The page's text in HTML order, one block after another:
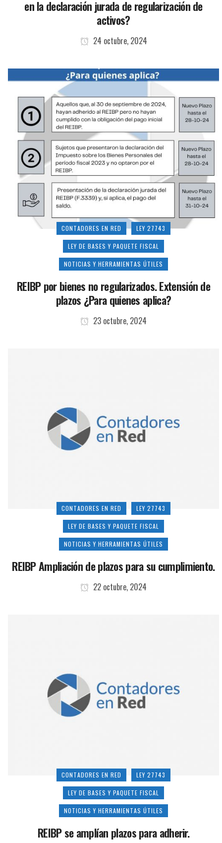
en la declaración jurada de regularización de
activos?
24 octubre, 2024
CONTADORES EN RED LEY 27743
LEY DE BASES Y PAQUETE FISCAL
NOTICIAS Y HERRAMIENTAS ÚTILES
REIBP por bienes no regularizados. Extensión de
plazos ¿Para quienes aplica?
23 octubre, 2024
CONTADORES EN RED LEY 27743
LEY DE BASES Y PAQUETE FISCAL
NOTICIAS Y HERRAMIENTAS ÚTILES
REIBP Ampliación de plazos para su cumplimiento.
22 octubre, 2024
CONTADORES EN RED LEY 27743
LEY DE BASES Y PAQUETE FISCAL
NOTICIAS Y HERRAMIENTAS ÚTILES
REIBP se amplían plazos para adherir.